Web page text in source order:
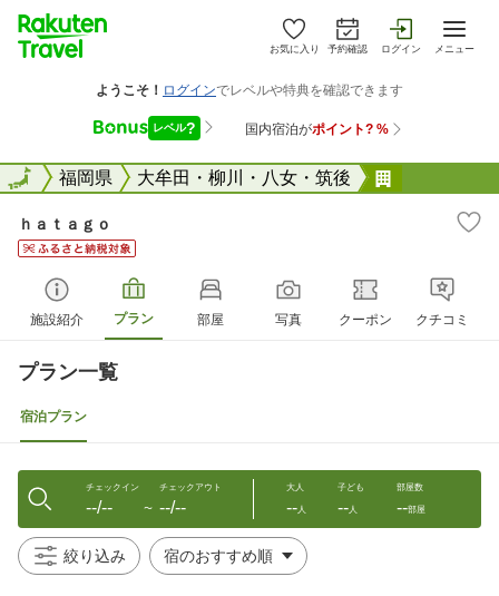
お気に入り 予約確認 ログイン メニュー
全国福岡県 大牟田・柳川・八女・筑後
全国
ｈａｔａｇｏ
施設紹介 プラン 部屋 写真 クーポン クチコミ
プラン一覧
宿泊プラン
チェックイン
--/-- 〜
チェックアウト
--/--
大人
--人
子ども
--人
部屋数
--部屋
絞り込み